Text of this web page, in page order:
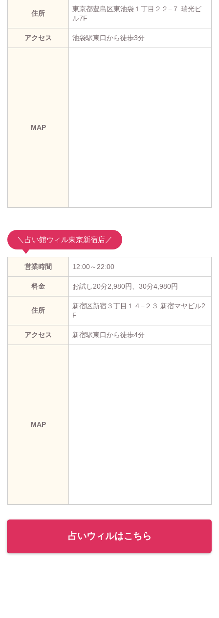
住所
東京都豊島区東池袋１丁目２２−７ 瑞光ビ
ル7F
アクセス 池袋駅東口から徒歩3分
MAP
＼占い館ウィル東京新宿店／
営業時間 12:00～22:00
料金 お試し20分2,980円、30分4,980円
住所
新宿区新宿３丁目１４−２３ 新宿マヤビル2
F
アクセス 新宿駅東口から徒歩4分
MAP
占いウィルはこちら